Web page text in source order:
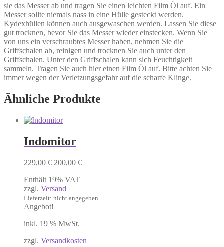
sie das Messer ab und tragen Sie einen leichten Film Öl auf. Ein
Messer sollte niemals nass in eine Hülle gesteckt werden.
Kydexhüllen können auch ausgewaschen werden. Lassen Sie diese
gut trocknen, bevor Sie das Messer wieder einstecken. Wenn Sie
von uns ein verschraubtes Messer haben, nehmen Sie die
Griffschalen ab, reinigen und trocknen Sie auch unter den
Griffschalen. Unter den Griffschalen kann sich Feuchtigkeit
sammeln. Tragen Sie auch hier einen Film Öl auf. Bitte achten Sie
immer wegen der Verletzungsgefahr auf die scharfe Klinge.
Ähnliche Produkte
Indomitor
229,00€ Ursprünglicher
war:
229,00 €
200,00 €Aktueller
Enthält 19% VAT
zzgl. Versand
Lieferzeit: nicht angegeben
Angebot!
inkl. 19 % MwSt.
zzgl. Versandkosten